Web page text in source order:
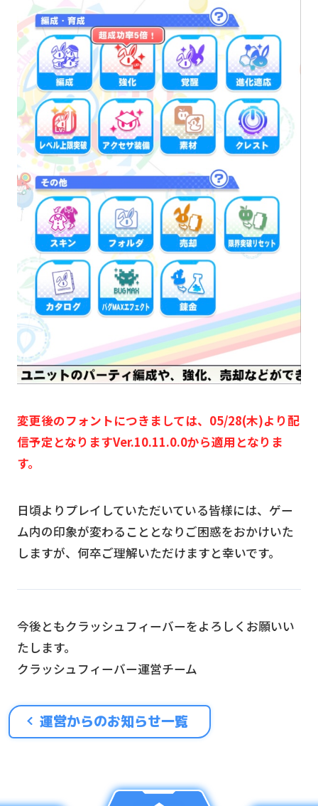
変更後のフォントにつきましては、05/28(木)より配
信予定となりますVer.10.11.0.0から適用となりま
す。
日頃よりプレイしていただいている皆様には、ゲー
ム内の印象が変わることとなりご困惑をおかけいた
しますが、何卒ご理解いただけますと幸いです。
今後ともクラッシュフィーバーをよろしくお願いい
たします。
クラッシュフィーバー運営チーム
運営からのお知らせ一覧